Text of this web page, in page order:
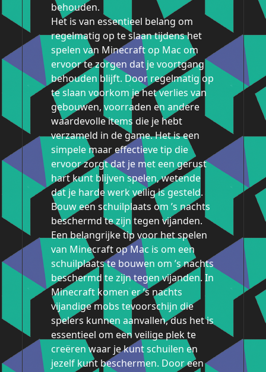
behouden.
Het is van essentieel belang om
regelmatig op te slaan tijdens het
spelen van Minecraft op Mac om
ervoor te zorgen dat je voortgang
behouden blijft. Door regelmatig op
te slaan voorkom je het verlies van
gebouwen, voorraden en andere
waardevolle items die je hebt
verzameld in de game. Het is een
simpele maar effectieve tip die
ervoor zorgt dat je met een gerust
hart kunt blijven spelen, wetende
dat je harde werk veilig is gesteld.
Bouw een schuilplaats om ’s nachts
beschermd te zijn tegen vijanden.
Een belangrijke tip voor het spelen
van Minecraft op Mac is om een
schuilplaats te bouwen om ’s nachts
beschermd te zijn tegen vijanden. In
Minecraft komen er ’s nachts
vijandige mobs tevoorschijn die
spelers kunnen aanvallen, dus het is
essentieel om een veilige plek te
creëren waar je kunt schuilen en
jezelf kunt beschermen. Door een